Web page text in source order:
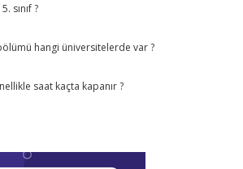
sınıf ?
hangi üniversitelerde var ?
saat kaçta kapanır ?